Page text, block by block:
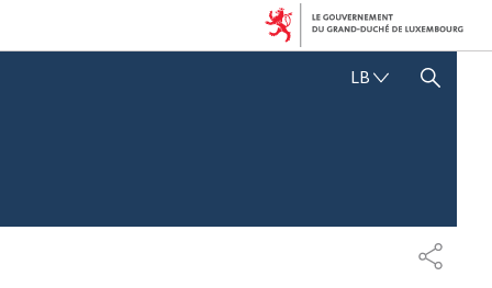
LBL
E
SHOW HIDE SEARCH
S
H